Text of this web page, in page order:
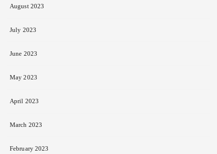
August 2023
July 2023
June 2023
May 2023
April 2023
March 2023
February 2023